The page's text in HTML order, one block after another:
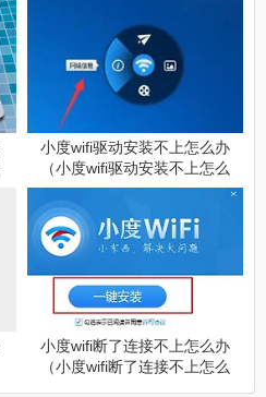
小度wifi驱动安装不上怎么办
（小度wifi驱动安装不上怎么
解决）
小度wifi断了连接不上怎么办
（小度wifi断了连接不上怎么